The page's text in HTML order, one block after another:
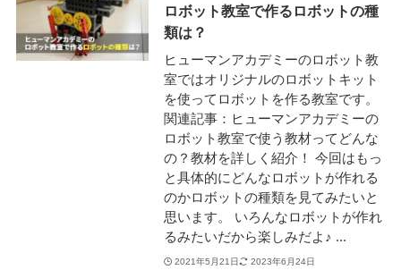
ロボット教室で作るロボットの種
類は？
ヒューマンアカデミーのロボット教
室ではオリジナルのロボットキット
を使ってロボットを作る教室です。
関連記事：ヒューマンアカデミーの
ロボット教室で使う教材ってどんな
の？教材を詳しく紹介！ 今回はもっ
と具体的にどんなロボットが作れる
のかロボットの種類を見てみたいと
思います。 いろんなロボットが作れ
るみたいだから楽しみだよ♪ ...
2021年5月21日 2023年6月24日